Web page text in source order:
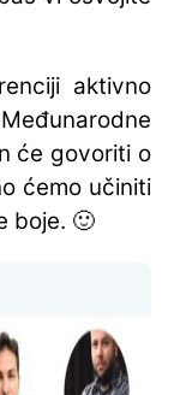
aktivno
će govoriti o
ćemo učiniti
boje. 🙂